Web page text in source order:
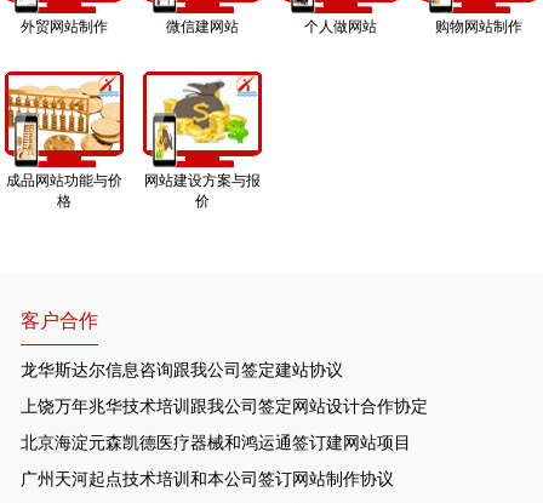
外贸网站制作 微信建网站 个人做网站 购物网站制作
成品网站功能与价
格
网站建设方案与报
价
客户合作
龙华斯达尔信息咨询跟我公司签定建站协议
上饶万年兆华技术培训跟我公司签定网站设计合作协定
北京海淀元森凯德医疗器械和鸿运通签订建网站项目
广州天河起点技术培训和本公司签订网站制作协议